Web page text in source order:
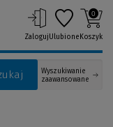
Wyszukiwanie
zaawansowane
ZalogujUlubione
0
Koszyk